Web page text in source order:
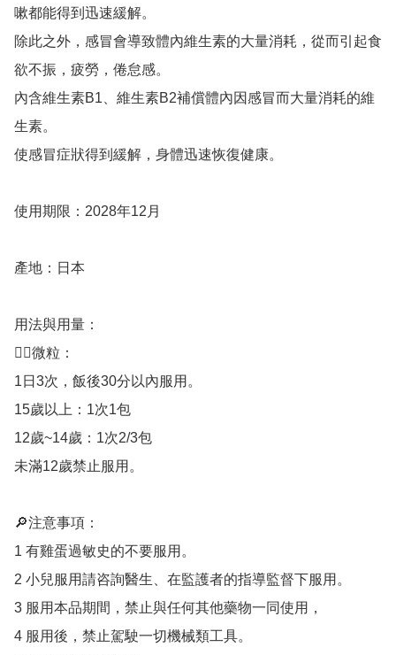
嗽都能得到迅速緩解。
除此之外，感冒會導致體內維生素的大量消耗，從而引起食
欲不振，疲勞，倦怠感。
內含維生素B1、維生素B2補償體內因感冒而大量消耗的維
生素。
使感冒症狀得到緩解，身體迅速恢復健康。
使用期限：2028年12月
產地：日本
用法與用量：
👉🏻微粒：
1日3次，飯後30分以內服用。
15歲以上：1次1包
12歲~14歲：1次2/3包
未滿12歲禁止服用。
🔎注意事項：
1 有雞蛋過敏史的不要服用。
2 小兒服用請咨詢醫生、在監護者的指導監督下服用。
3 服用本品期間，禁止與任何其他藥物一同使用，
4 服用後，禁止駕駛一切機械類工具。